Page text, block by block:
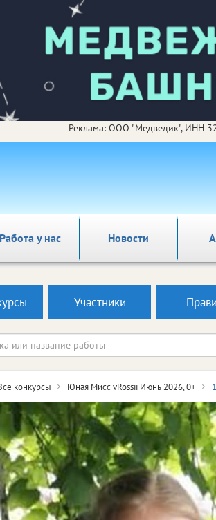
Реклама: ООО "Медведик", ИНН
Работа у нас Новости
Участники
конкурсы Юная Мисс vRossii Июнь 2026, 0+